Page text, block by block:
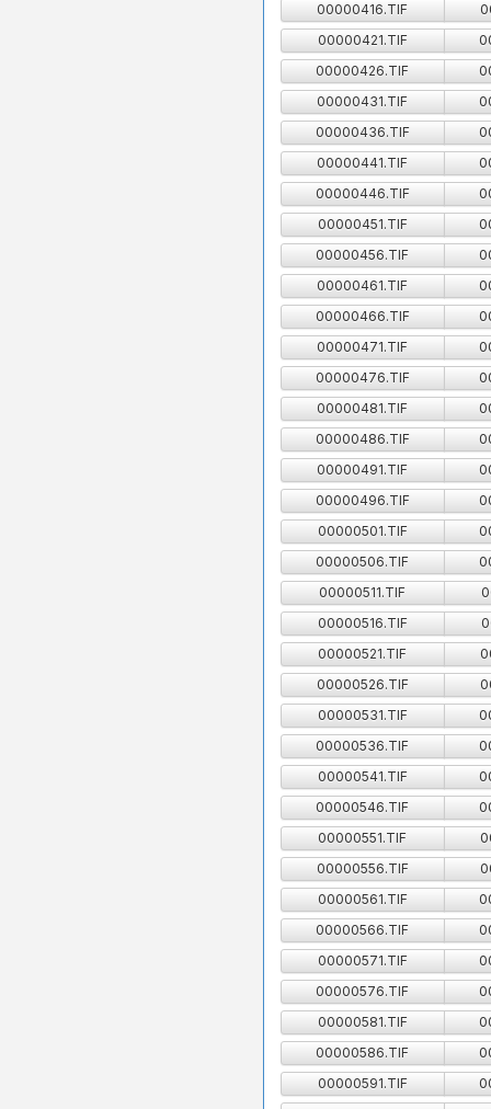
00000416.TIF
00000421.TIF
00000426.TIF
00000431.TIF
00000436.TIF
00000441.TIF
00000446.TIF
00000451.TIF
00000456.TIF
00000461.TIF
00000466.TIF
00000471.TIF
00000476.TIF
00000481.TIF
00000486.TIF
00000491.TIF
00000496.TIF
00000501.TIF
00000506.TIF
00000511.TIF
00000516.TIF
00000521.TIF
00000526.TIF
00000531.TIF
00000536.TIF
00000541.TIF
00000546.TIF
00000551.TIF
00000556.TIF
00000561.TIF
00000566.TIF
00000571.TIF
00000576.TIF
00000581.TIF
00000586.TIF
00000591.TIF